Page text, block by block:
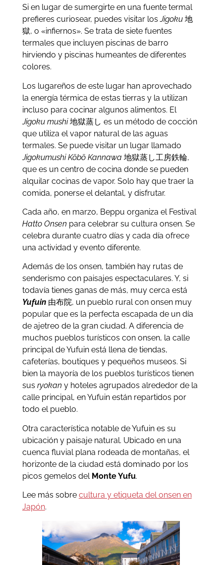
Si en lugar de sumergirte en una fuente termal
prefieres curiosear, puedes visitar losJigoku地
獄, o «infiernos». Se trata de siete fuentes
termales que incluyen piscinas de barro
hirviendo y piscinas humeantes de diferentes
colores.
Los lugareños de este lugar han aprovechado
la energía térmica de estas tierras y la utilizan
incluso para cocinar algunos alimentos. El
Jigoku mushi地獄蒸し es un método de cocción
que utiliza el vapor natural de las aguas
termales. Se puede visitar un lugar llamado
Jigokumushi Kōbō Kannawa 地獄蒸し工房鉄輪,
que es un centro de cocina donde se pueden
alquilar cocinas de vapor. Solo hay que traer la
comida, ponerse el delantal, y disfrutar.
Cada año, en marzo, Beppu organiza el Festival
Hatto Onsen para celebrar su cultura onsen. Se
celebra durante cuatro días y cada día ofrece
una actividad y evento diferente.
Además de los onsen, también hay rutas de
senderismo con paisajes espectaculares. Y, si
todavía tienes ganas de más, muy cerca está
Yufuin由布院, un pueblo rural con onsen muy
popular que es la perfecta escapada de un día
de ajetreo de la gran ciudad. A diferencia de
muchos pueblos turísticos con onsen, la calle
principal de Yufuin está llena de tiendas,
cafeterías, boutiques y pequeños museos. Si
bien la mayoría de los pueblos turísticos tienen
sus ryokan y hoteles agrupados alrededor de la
calle principal, en Yufuin están repartidos por
todo el pueblo.
Otra característica notable de Yufuin es su
ubicación y paisaje natural. Ubicado en una
cuenca fluvial plana rodeada de montañas, el
horizonte de la ciudad está dominado por los
picos gemelos del Monte Yufu.
Lee más sobre cultura y etiqueta del onsen en
Japón.